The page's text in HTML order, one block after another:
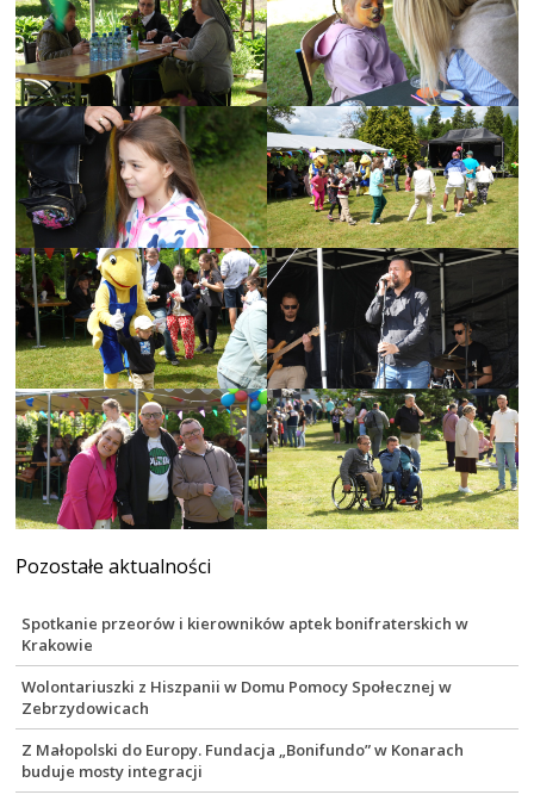
Pozostałe aktualności
Spotkanie przeorów i kierowników aptek bonifraterskich w
Krakowie
Wolontariuszki z Hiszpanii w Domu Pomocy Społecznej w
Zebrzydowicach
Z Małopolski do Europy. Fundacja „Bonifundo” w Konarach
buduje mosty integracji